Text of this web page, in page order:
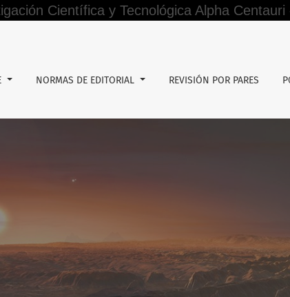
Científica y Tecnológica Alpha
NORMAS DE EDITORIAL REVISIÓN POR PARES